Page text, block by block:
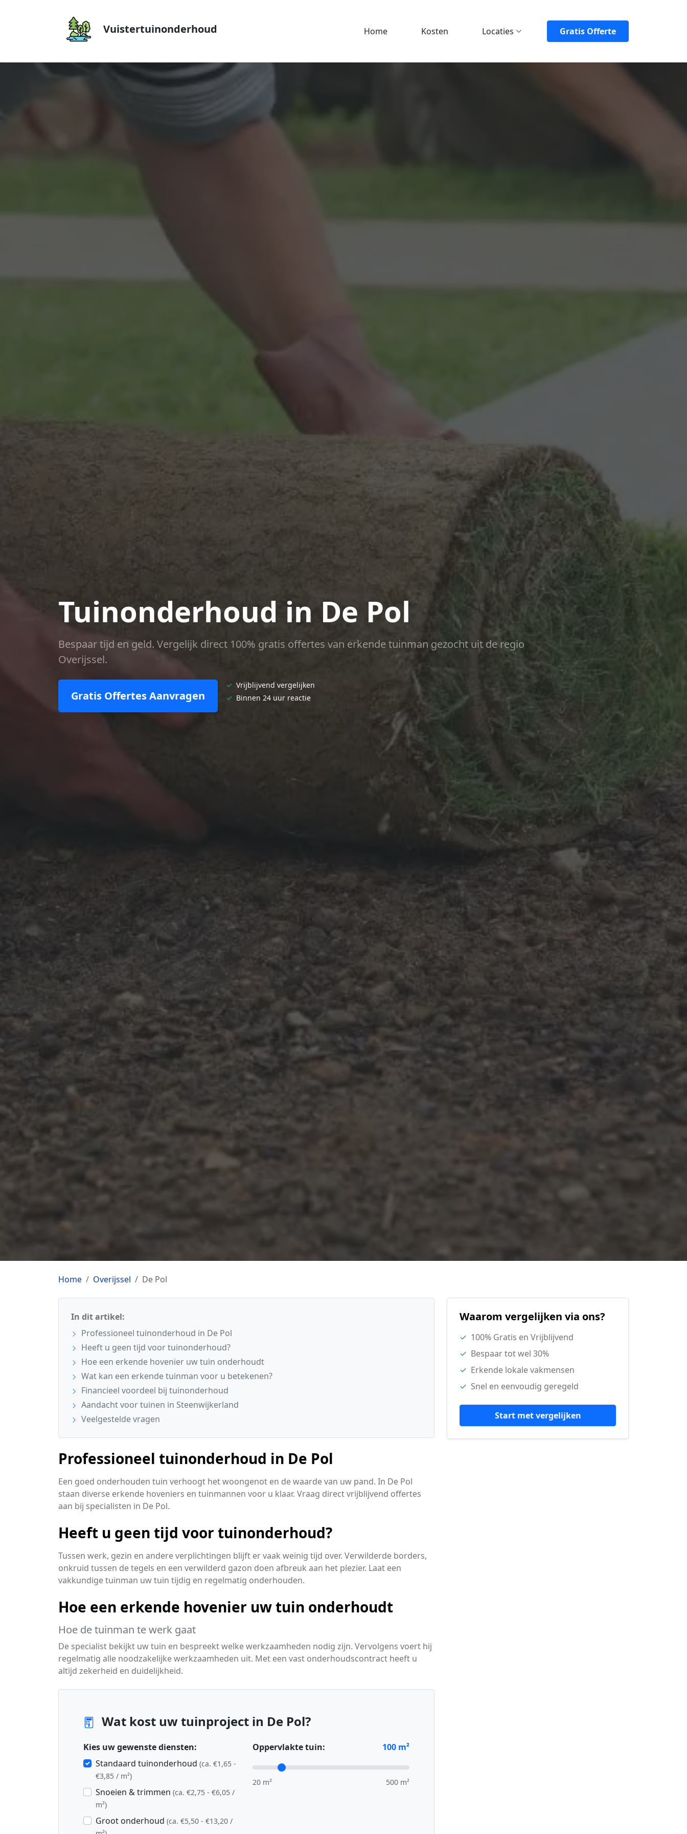
Vuistertuinonderhoud Home Kosten Locaties Gratis Offerte
Tuinonderhoud in De Pol
Bespaar tijd en geld. Vergelijk direct 100% gratis offertes van erkende tuinman gezocht uit de regio
Overijssel.
Gratis Offertes Aanvragen
✓ Vrijblijvend vergelijken
✓ Binnen 24 uur reactie
Home Overijssel De Pol
In dit artikel:
Professioneel tuinonderhoud in De Pol
Heeft u geen tijd voor tuinonderhoud?
Hoe een erkende hovenier uw tuin onderhoudt
Wat kan een erkende tuinman voor u betekenen?
Financieel voordeel bij tuinonderhoud
Aandacht voor tuinen in Steenwijkerland
Veelgestelde vragen
Professioneel tuinonderhoud in De Pol
Een goed onderhouden tuin verhoogt het woongenot en de waarde van uw pand. In De Pol
staan diverse erkende hoveniers en tuinmannen voor u klaar. Vraag direct vrijblijvend offertes
aan bij specialisten in De Pol.
Heeft u geen tijd voor tuinonderhoud?
Tussen werk, gezin en andere verplichtingen blijft er vaak weinig tijd over. Verwilderde borders,
onkruid tussen de tegels en een verwilderd gazon doen afbreuk aan het plezier. Laat een
vakkundige tuinman uw tuin tijdig en regelmatig onderhouden.
Hoe een erkende hovenier uw tuin onderhoudt
Hoe de tuinman te werk gaat
De specialist bekijkt uw tuin en bespreekt welke werkzaamheden nodig zijn. Vervolgens voert hij
regelmatig alle noodzakelijke werkzaamheden uit. Met een vast onderhoudscontract heeft u
altijd zekerheid en duidelijkheid.
Wat kost uw tuinproject in De Pol?
Kies uw gewenste diensten:
Standaard tuinonderhoud (ca. €1,65 -
€3,85 / m²)
Snoeien & trimmen (ca. €2,75 - €6,05 /
m²)
Groot onderhoud (ca. €5,50 - €13,20 /
Oppervlakte tuin: 100 m²
20 m² 500 m²
Waarom vergelijken via ons?
✓ 100% Gratis en Vrijblijvend
✓ Bespaar tot wel 30%
✓ Erkende lokale vakmensen
✓ Snel en eenvoudig geregeld
Start met vergelijken